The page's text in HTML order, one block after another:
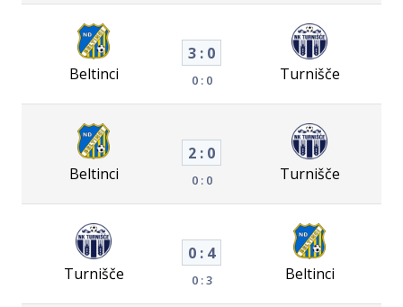
Beltinci
3 : 0
0 : 0 Turnišče
Beltinci
2 : 0
0 : 0 Turnišče
Turnišče
0 : 4
0 : 3 Beltinci